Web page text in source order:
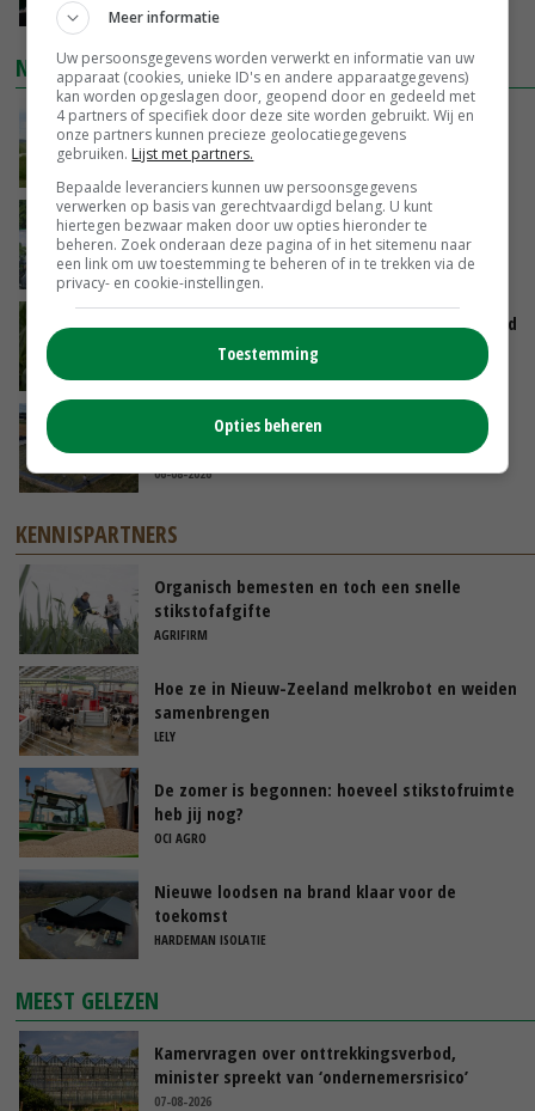
NIEUWSTE VIDEO'S
POAH!: John Deere 7730
GISTEREN, 10:00
Oekraïne-vlogger Kees Huizinga: ‘Bezoek van
de ambassade mag zelf groente plukken’
07-08-2026
Limburgse mais van Frijns doet het verrassend
Droogte veroorzaakt steeds meer problemen:
‘Bassin afgelopen week al leeg’
06-08-2026
KENNISPARTNERS
Organisch bemesten en toch een snelle
stikstofafgifte
AGRIFIRM
Hoe ze in Nieuw-Zeeland melkrobot en weiden
samenbrengen
LELY
De zomer is begonnen: hoeveel stikstofruimte
heb jij nog?
OCI AGRO
Nieuwe loodsen na brand klaar voor de
toekomst
HARDEMAN ISOLATIE
MEEST GELEZEN
Kamervragen over onttrekkingsverbod,
minister spreekt van ‘ondernemersrisico’
07-08-2026
Meer informatie
Uw persoonsgegevens worden verwerkt en informatie van uw
apparaat (cookies, unieke ID's en andere apparaatgegevens)
kan worden opgeslagen door, geopend door en gedeeld met
4 partners of specifiek door deze site worden gebruikt. Wij en
onze partners kunnen precieze geolocatiegegevens
gebruiken. Lijst met partners.
Bepaalde leveranciers kunnen uw persoonsgegevens
verwerken op basis van gerechtvaardigd belang. U kunt
hiertegen bezwaar maken door uw opties hieronder te
beheren. Zoek onderaan deze pagina of in het sitemenu naar
een link om uw toestemming te beheren of in te trekken via de
privacy- en cookie-instellingen.
Toestemming
Opties beheren